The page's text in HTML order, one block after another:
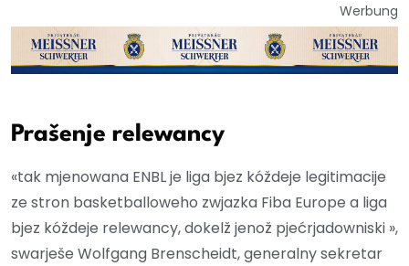
Werbung
Prašenje relewancy
«tak mjenowana ENBL je liga bjez kóždeje legitimacije
ze stron basketballoweho zwjazka Fiba Europe a liga
bjez kóždeje relewancy, dokelž jenož pjećrjadowniski »,
swarješe Wolfgang Brenscheidt, generalny sekretar